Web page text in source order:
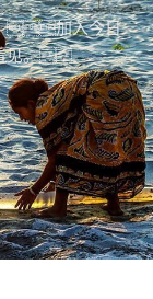
加入今日
见。